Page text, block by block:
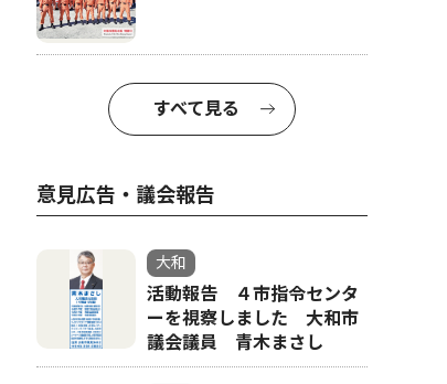
すべて見る
意見広告・議会報告
大和
活動報告 ４市指令センタ
ーを視察しました 大和市
議会議員 青木まさし